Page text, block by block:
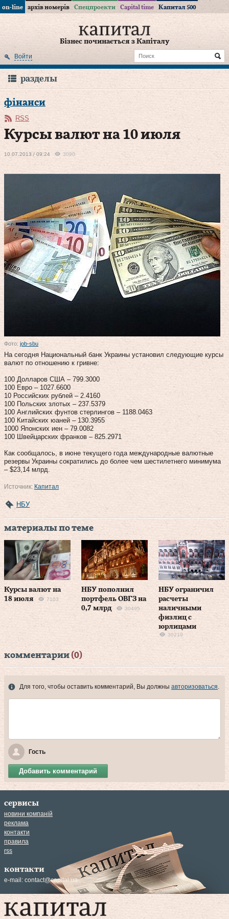
on-line архів номерів Спецпроекти Capital time Капитал 500
Бізнес починається з Капіталу
Войти
разделы
фінанси
RSS
Курсы валют на 10 июля
10.07.2013 / 09:24 3090
Фото: job-sbu
На сегодня Национальный банк Украины установил следующие курсы
валют по отношению к гривне:
100 Долларов США – 799.3000
100 Евро – 1027.6600
10 Российских рублей – 2.4160
100 Польских злотых – 237.5379
100 Английских фунтов стерлингов – 1188.0463
100 Китайских юаней – 130.3955
1000 Японских иен – 79.0082
100 Швейцарских франков – 825.2971
Как сообщалось, в июне текущего года международные валютные
резервы Украины сократились до более чем шестилетнего минимума
– $23,14 млрд.
Источник: Капитал
НБУ
материалы по теме
Курсы валют на
18 июля
7103
НБУ пополнил
портфель ОВГЗ на
0,7 млрд
30495
НБУ ограничил
расчеты
наличными
физлиц с
юрлицами
30219
комментарии (0)
Для того, чтобы оставить комментарий, Вы должны авторизоваться
Гость
Добавить комментарий
сервисы
новини компаній
реклама
контакти
правила
rss
контакти
e-mail: contact@capital.ua